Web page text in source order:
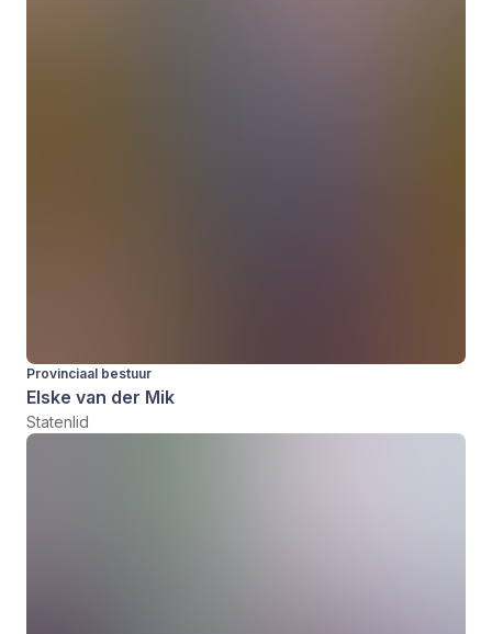
Provinciaal bestuur
Elske van der Mik
Statenlid